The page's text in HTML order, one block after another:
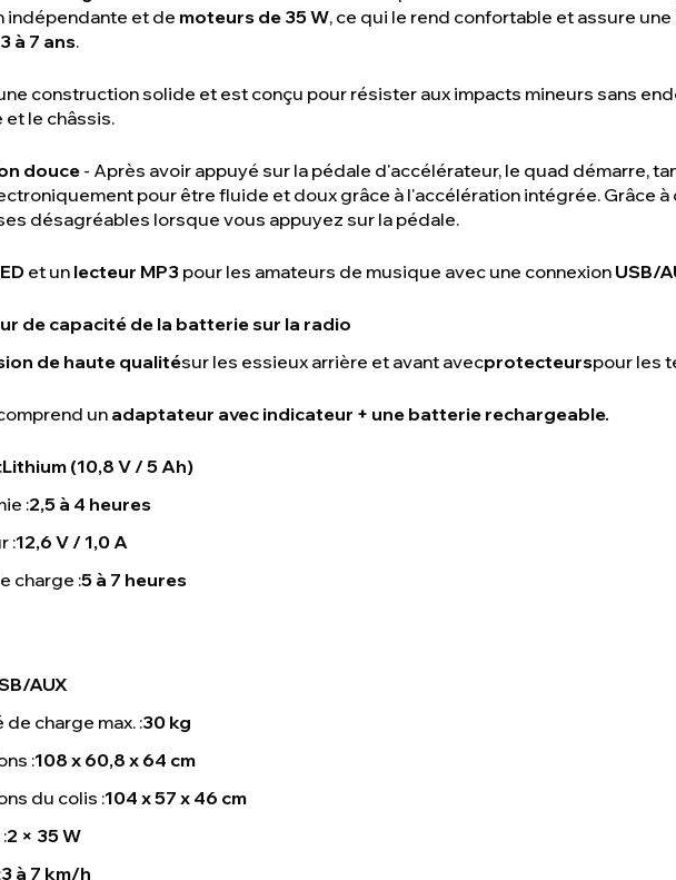
indépendante et de moteurs de 35 W, ce qui le rend confortable et assure
3 à 7 ans.
construction solide et est conçu pour résister aux impacts mineurs sans
le châssis.
douce - Après avoir appuyé sur la pédale d'accélérateur, le quad démarre,
pour être fluide et doux grâce à l'accélération intégrée. Grâce à
désagréables lorsque vous appuyez sur la pédale.
et un lecteur MP3 pour les amateurs de musique avec une connexion USB/
de capacité de la batterie sur la radio
de haute qualitésur les essieux arrière et avant avecprotecteurspour les
unadaptateur avec indicateur + une batterie rechargeable.
Lithium (10,8 V / 5 Ah)
:2,5 à 4 heures
:12,6 V / 1,0 A
charge :5 à 7 heures
AUX
de charge max. :30 kg
:108 x 60,8 x 64 cm
du colis :104 x 57 x 46 cm
2 × 35 W
3 à 7 km/h